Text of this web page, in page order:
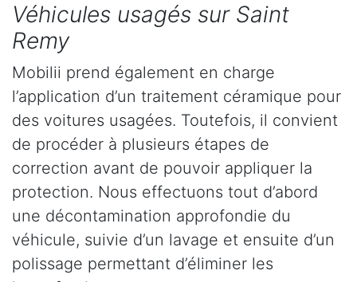
Véhicules usagés sur Saint
Remy
Mobilii prend également en charge
l’application d’un traitement céramique pour
des voitures usagées. Toutefois, il convient
de procéder à plusieurs étapes de
correction avant de pouvoir appliquer la
protection. Nous effectuons tout d’abord
une décontamination approfondie du
véhicule, suivie d’un lavage et ensuite d’un
polissage permettant d’éliminer les